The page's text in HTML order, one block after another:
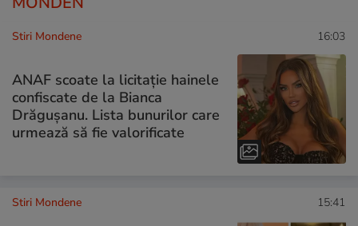
Stiri Mondene 16:03
ANAF scoate la licitație hainele
confiscate de la Bianca
Drăgușanu. Lista bunurilor care
urmează să fie valorificate
Stiri Mondene 15:41